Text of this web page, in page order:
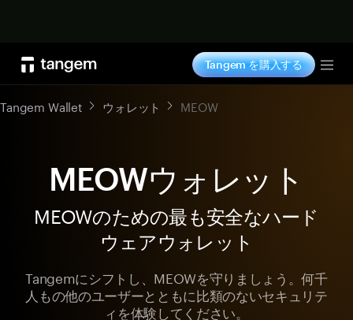
Tangem を購入する
Tangem Wallet ウォレット MEOW
MEOWウォレット
MEOWのための最も安全なハード
ウェアウォレット
Tangemにシフトし、MEOWを守りましょう。何千
人もの他のユーザーとともに比類のないセキュリテ
ィを体験してください。